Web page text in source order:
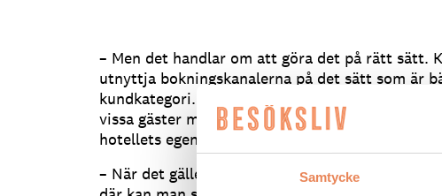
Samtycke
– Men det handlar om att göra det på rätt sätt.
utnyttja bokningskanalerna på det sätt som är
kundkategori. Att gå via en OTA kan vara
vissa gäster medan i andra fall är det bättre att
hotellets egen webbsajt.
– När det gäller affärsresenärer kan man ha